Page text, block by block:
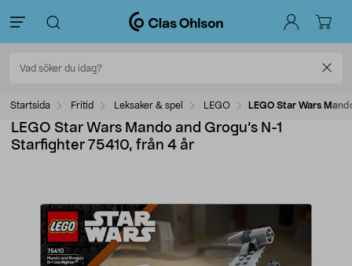
Startsida Fritid Leksaker & spel LEGO LEGO Star Wars
LEGO Star Wars Mando and Grogu’s N-1
Starfighter 75410, från 4 år